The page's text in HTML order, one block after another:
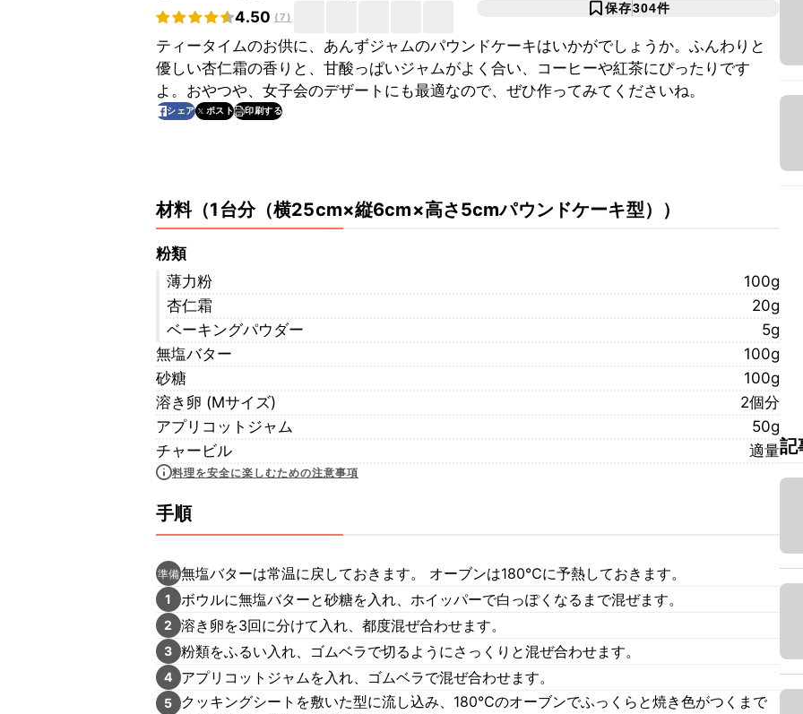
4.50 (7)
保存304件
ティータイムのお供に、あんずジャムのパウンドケーキはいかがでしょうか。ふんわりと
優しい杏仁霜の香りと、甘酸っぱいジャムがよく合い、コーヒーや紅茶にぴったりです
よ。おやつや、女子会のデザートにも最適なので、ぜひ作ってみてくださいね。
シェア ポスト 印刷する
材料（1台分（横25cm×縦6cm×高さ5cmパウンドケーキ型） ）
粉類
薄力粉
100g
杏仁霜
20g
ベーキングパウダー
5g
無塩バター
100g
砂糖
100g
溶き卵 (Ⅿサイズ)
2個分
アプリコットジャム
50g
チャービル
適量
料理を安全に楽しむための注意事項
手順
準備無塩バターは常温に戻しておきます。 オーブンは180℃に予熱しておきます。
1 ボウルに無塩バターと砂糖を入れ、ホイッパーで白っぽくなるまで混ぜます。
2 溶き卵を3回に分けて入れ、都度混ぜ合わせます。
3 粉類をふるい入れ、ゴムベラで切るようにさっくりと混ぜ合わせます。
4 アプリコットジャムを入れ、ゴムベラで混ぜ合わせます。
5
クッキングシートを敷いた型に流し込み、180℃のオーブンでふっくらと焼き色がつくまで
記